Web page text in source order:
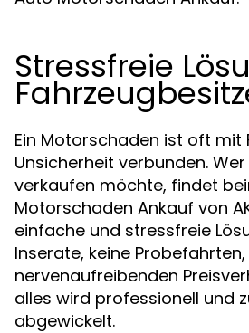
Stressfreie
Ein Motorschaden ist oft mit
Unsicherheit verbunden.
verkaufen möchte, findet
Motorschaden Ankauf von
einfache und stressfreie
Inserate, keine
nervenaufreibenden
alles wird professionell und
abgewickelt.